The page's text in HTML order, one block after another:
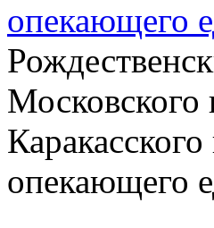
опекающего
Московского
опекающего